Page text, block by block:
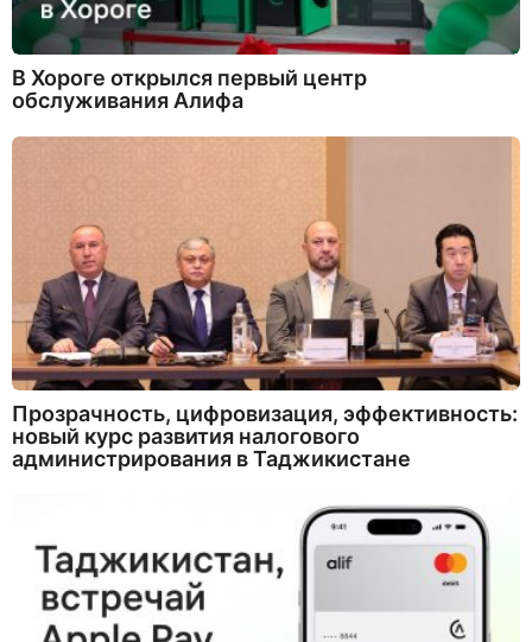
В Хороге открылся первый центр
обслуживания Алифа
Прозрачность, цифровизация, эффективность:
новый курс развития налогового
администрирования в Таджикистане